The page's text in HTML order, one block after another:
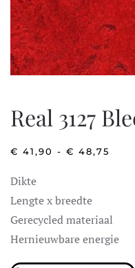
Real 3127
€ 41,90 - € 48,75
Dikte
Lengte x breedte
Gerecycled materiaal
Hernieuwbare energie